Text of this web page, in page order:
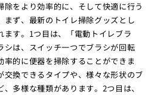
除をより効率的に、そして快適に行う
まず、最新のトイレ掃除グッズとし
ます。1つ目は、「電動トイレブラ
シは、スイッチ一つでブラシが回転
率的に便器を掃除することができま
交換できるタイプや、様々な形状のブ
多様な種類があります。2つ目は、